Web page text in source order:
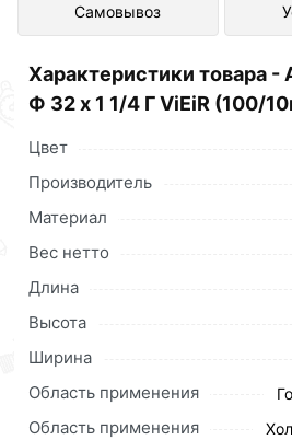
Самовывоз
магазине Сантехника
Характеристики товара
Ф 32 х 1 1/4 Г ViEiR (100/
Цвет
Производитель
Материал
Вес нетто
Длина
Высота
Ширина
Область применения
Область применения